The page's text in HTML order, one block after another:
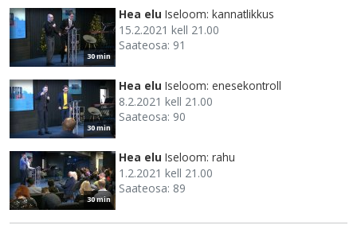
30 min
Hea elu Iseloom: kannatlikkus
15.2.2021 kell 21.00
Saateosa: 91
30 min
Hea elu Iseloom: enesekontroll
8.2.2021 kell 21.00
Saateosa: 90
30 min
Hea elu Iseloom: rahu
1.2.2021 kell 21.00
Saateosa: 89